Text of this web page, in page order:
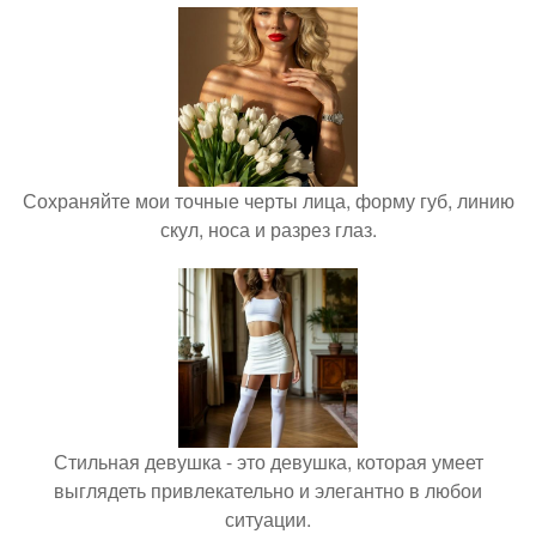
Сохраняйте мои точные черты лица, форму губ, линию
скул, носа и разрез глаз.
Стильная девушка - это девушка, которая умеет
выглядеть привлекательно и элегантно в любои
ситуации.